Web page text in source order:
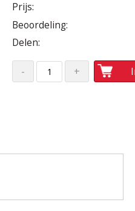
Prijs:
Beoordeling:
Delen: